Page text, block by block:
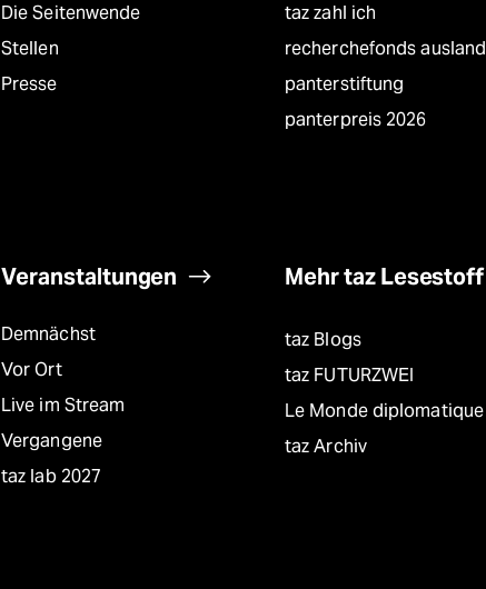
Die Seitenwende
Stellen
Presse
taz zahl ich
recherchefonds ausland
panterstiftung
panterpreis 2026
Veranstaltungen
Demnächst
Vor Ort
Live im Stream
Vergangene
taz lab 2027
Mehr taz Lesestoff
taz Blogs
taz FUTURZWEI
Le Monde diplomatique
taz Archiv